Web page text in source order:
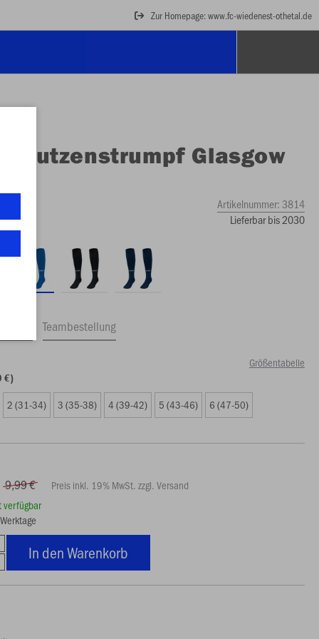
Zur Homepage: www.fc-wiedenest-othetal.de
Stutzenstrumpf Glasgow
Artikelnummer:3814
Lieferbar bis 2030
Teambestellung
Größentabelle
€)
2 (31-34) 3 (35-38) 4 (39-42) 5 (43-46) 6 (47-50)
9,99 €
Preis inkl. 19% MwSt. zzgl. Versand
verfügbar
In den Warenkorb